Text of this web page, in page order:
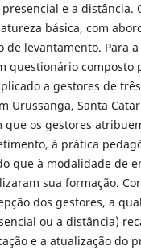
e a distância.
básica, com
de levantamento. Para
questionário composto
a gestores de
Urussanga, Santa
que os gestores
à prática
que à modalidade de
sua formação.
dos gestores, a
ou a distância)
e a atualização do